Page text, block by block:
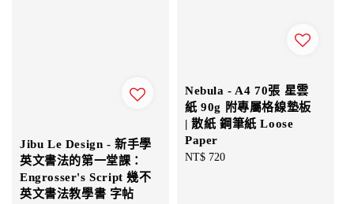
Jibu Le Design - 新手學
英文書法的第一堂課：
Engrosser's Script 幾不
英文書法教學書 字帖
Nebula - A4 70張 星雲
紙 90g 附專屬格線墊板
| 散紙 鋼筆紙 Loose
Paper
Regular
NT$ 720